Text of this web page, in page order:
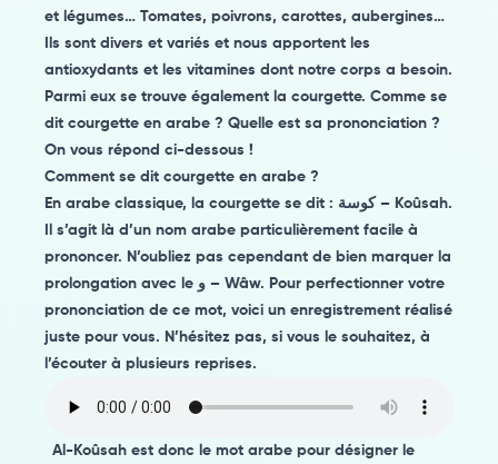
et légumes… Tomates, poivrons, carottes, aubergines…
Ils sont divers et variés et nous apportent les
antioxydants et les vitamines dont notre corps a besoin.
Parmi eux se trouve également la courgette. Comme se
dit courgette en arabe ? Quelle est sa prononciation ?
On vous répond ci-dessous !
Comment se dit courgette en arabe ?
En arabe classique, la courgette se dit : كوسة – Koûsah.
Il s’agit là d’un nom arabe particulièrement facile à
prononcer. N’oubliez pas cependant de bien marquer la
prolongation avec le و – Wâw. Pour perfectionner votre
prononciation de ce mot, voici un enregistrement réalisé
juste pour vous. N’hésitez pas, si vous le souhaitez, à
l’écouter à plusieurs reprises.
Al-Koûsah est donc le mot arabe pour désigner le